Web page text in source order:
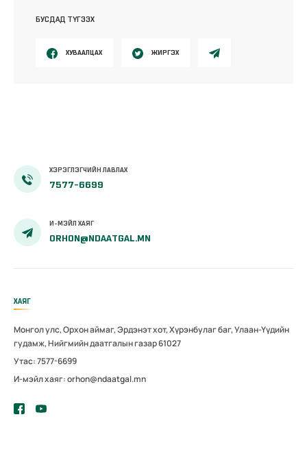
БУСДАД ТҮГЭЭХ
ХУВААЛЦАХ ЖИРГЭХ
ХЭРЭГЛЭГЧИЙН ЛАВЛАХ
7577-6699
И-МЭЙЛ ХАЯГ
ORHON@NDAATGAL.MN
ХАЯГ
Монгол улс, Орхон аймаг, Эрдэнэт хот, Хүрэнбулаг баг, Улаан-Үүдийн
гудамж, Нийгмийн даатгалын газар 61027
Утас: 7577-6699
И-мэйл хаяг: orhon@ndaatgal.mn